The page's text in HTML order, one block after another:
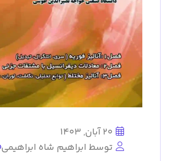
20 آبان, 1403
توسط ابراهیم شاه ابراهیمی